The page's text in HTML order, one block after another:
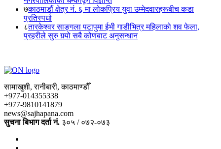
७काठमाडौं क्षेत्र नं. ६ मा लोकप्रिय युवा उम्मेदवारहरूबीच कडा
प्रतिस्पर्धा
८तारकेश्वर साङ्गला पटापुमा ईभी गाडीभित्र महिलाको शव फेला,
प्रहरीले सुरु गर्‍यो सबै कोणबाट अनुसन्धान
सामाखुशी, रानीबारी, काठमाण्डौँ
+977-014355338
+977-9810141879
news@sajhapana.com
सुचना बिभाग दर्ता नं. ३०५ / ०७२-०७३